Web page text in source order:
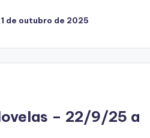
1 de outubro de 2025
– 22/9/25 a